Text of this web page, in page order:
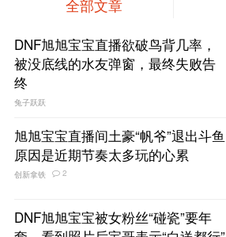
全部文章
DNF旭旭宝宝直播欲破鸟背几率，
被没底线的水友弹窗，最终失败告
终
兔子跃跃
旭旭宝宝直播间土豪“帆爷”退出斗鱼
原因是近期节奏太多玩的心累
创新拿铁 2
DNF旭旭宝宝被女粉丝“碰瓷”要年